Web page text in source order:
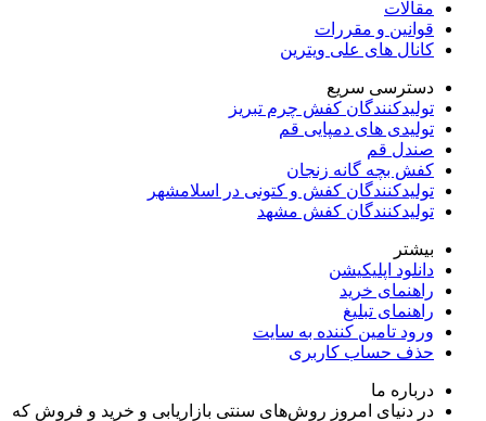
مقالات
قوانین و مقررات
کانال های علی ویترین
دسترسی سریع
تولیدکنندگان کفش چرم تبریز
تولیدی های دمپایی قم
صندل قم
کفش بچه گانه زنجان
تولیدکنندگان کفش و کتونی در اسلامشهر
تولیدکنندگان کفش مشهد
بیشتر
دانلود اپلیکیشن
راهنمای خرید
راهنمای تبلیغ
ورود تامین کننده به سایت
حذف حساب کاربری
درباره ما
در دنیای امروز روش‌های سنتی بازاریابی و خرید و فروش که